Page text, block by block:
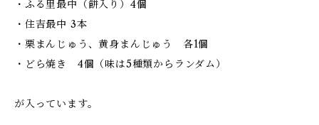
・ふる里最中（餅入り）4個
・住吉最中 3本
・栗まんじゅう、黄身まんじゅう 各1個
・どら焼き 4個（味は5種類からランダム）
が入っています。